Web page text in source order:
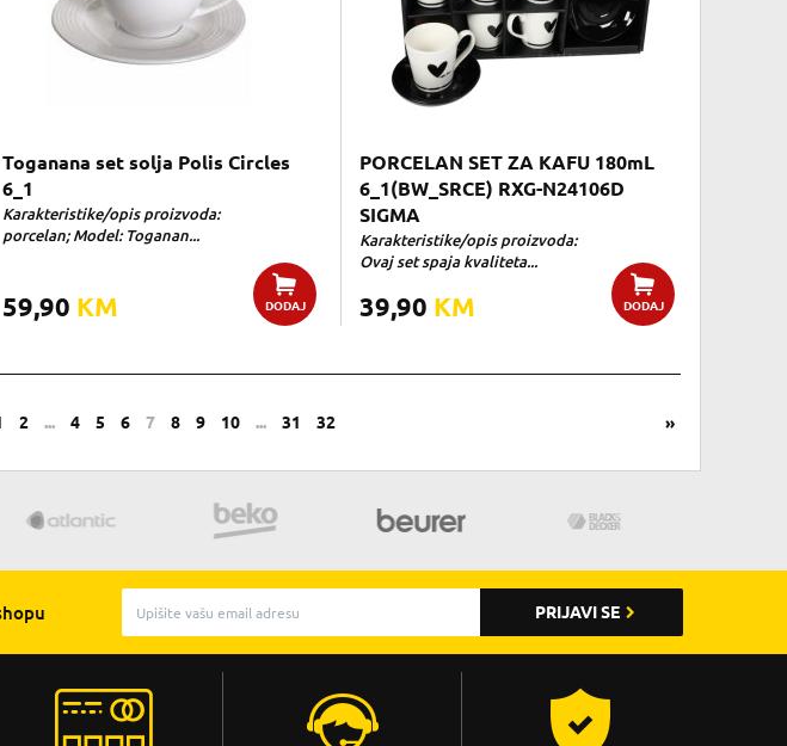
Toganana set solja Polis Circles
6_1
Karakteristike/opis proizvoda:
porcelan; Model: Toganan...
59,90 KM DODAJ
PORCELAN SET ZA KAFU 180mL
6_1(BW_SRCE) RXG-N24106D
SIGMA
Karakteristike/opis proizvoda:
Ovaj set spaja kvaliteta...
39,90 KM DODAJ
2 ... 4 5 6 7 8 9 10 ... 31 32 »
PRIJAVI SE